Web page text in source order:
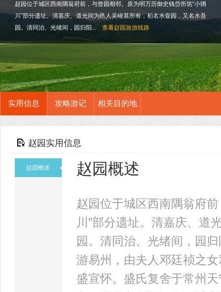
赵园位于城区西南隅翁府前，与曾园相邻。原为明万历御史钱岱所筑“小辋
川”部分遗址。清嘉庆、道光间为邑人吴峻基所有，初名水壶园，又名水吾
园。清同治、光绪间，园归阳...
查看赵园旅游线路
实用信息 攻略游记 相关目的地
赵园实用信息
赵园概述 赵园概述
赵园位于城区西南隅翁府
川”部分遗址。清嘉庆、道
园。清同治、光绪间，园
游易州，由夫人邓廷祯之
盛宣怀。盛氏复舍于常州